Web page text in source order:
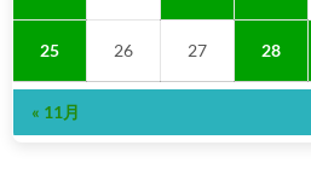
25 26 27 28
« 11月